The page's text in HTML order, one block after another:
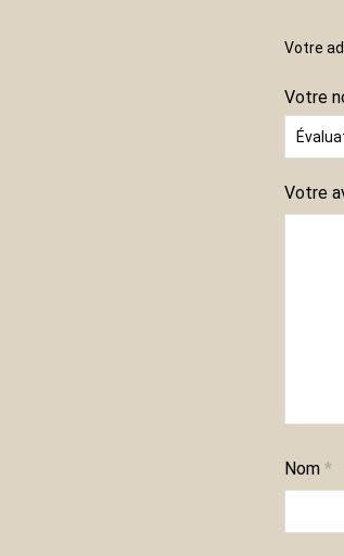
Votre
Votre
Votre
Nom *